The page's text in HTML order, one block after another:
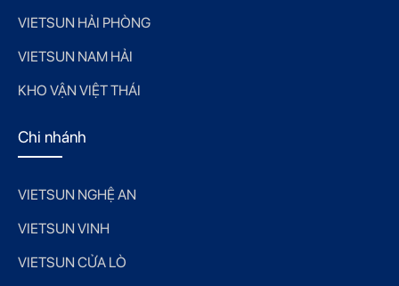
VIETSUN HẢI PHÒNG
VIETSUN NAM HẢI
KHO VẬN VIỆT THÁI
Chi nhánh
VIETSUN NGHỆ AN
VIETSUN VINH
VIETSUN CỬA LÒ